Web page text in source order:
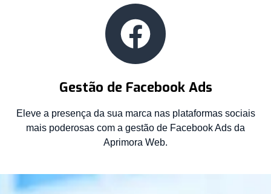
Gestão de Facebook Ads
Eleve a presença da sua marca nas plataformas sociais
mais poderosas com a gestão de Facebook Ads da
Aprimora Web.